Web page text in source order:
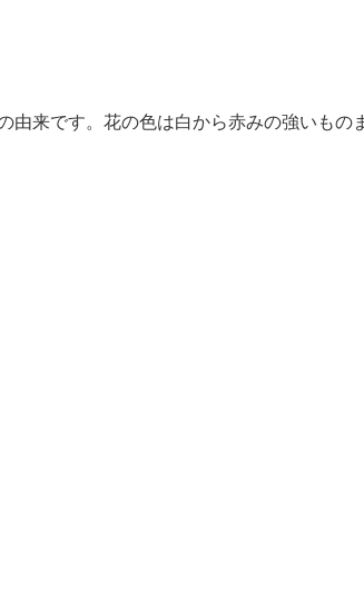
来です。花の色は白から赤みの強いもの